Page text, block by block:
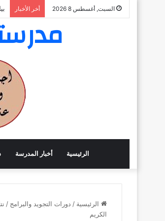
السبت, أغسطس 8 2026 أخر الأخبار
الرئيسية أخبار المدرسة
الرئيسية / دورات التجويد والبرامج /
الكريم